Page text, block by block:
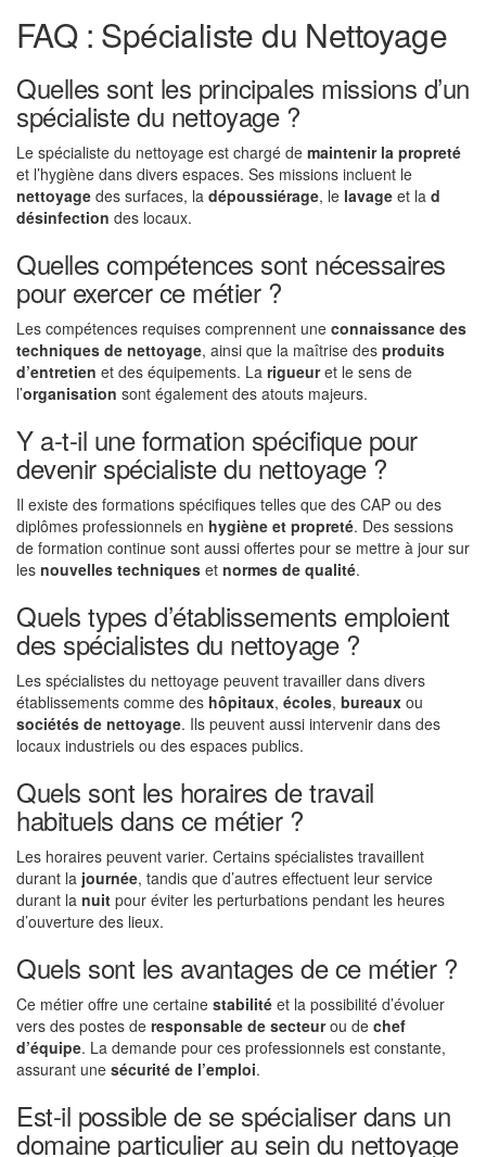
FAQ : Spécialiste du Nettoyage
Quelles sont les principales missions d’un
spécialiste du nettoyage ?
Le spécialiste du nettoyage est chargé de maintenir la propreté
et l’hygiène dans divers espaces. Ses missions incluent le
nettoyage des surfaces, la dépoussiérage, le lavage et la d
désinfection des locaux.
Quelles compétences sont nécessaires
pour exercer ce métier ?
Les compétences requises comprennent une connaissance des
techniques de nettoyage, ainsi que la maîtrise des produits
d’entretien et des équipements. La rigueuret le sens de
l’organisation sont également des atouts majeurs.
Y a-t-il une formation spécifique pour
devenir spécialiste du nettoyage ?
Il existe des formations spécifiques telles que des CAP ou des
diplômes professionnels en hygiène et propreté. Des sessions
de formation continue sont aussi offertes pour se mettre à jour sur
les nouvelles techniques et normes de qualité.
Quels types d’établissements emploient
des spécialistes du nettoyage ?
Les spécialistes du nettoyage peuvent travailler dans divers
établissements comme des hôpitaux, écoles, bureaux ou
sociétés de nettoyage. Ils peuvent aussi intervenir dans des
locaux industriels ou des espaces publics.
Quels sont les horaires de travail
habituels dans ce métier ?
Les horaires peuvent varier. Certains spécialistes travaillent
durant la journée, tandis que d’autres effectuent leur service
durant la nuit pour éviter les perturbations pendant les heures
d’ouverture des lieux.
Quels sont les avantages de ce métier ?
Ce métier offre une certaine stabilité et la possibilité d’évoluer
vers des postes de responsable de secteurou de chef
d’équipe. La demande pour ces professionnels est constante,
assurant une sécurité de l’emploi.
Est-il possible de se spécialiser dans un
domaine particulier au sein du nettoyage